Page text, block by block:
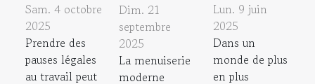
Sam. 4 octobre
2025
Prendre des
pauses légales
au travail peut
Dim. 21
septembre
2025
La menuiserie
moderne
Lun. 9 juin
2025
Dans un
monde de plus
en plus